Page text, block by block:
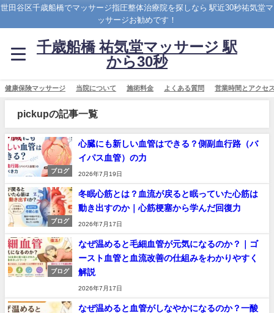
世田谷区千歳船橋でマッサージ指圧整体治療院を探しなら 駅近30秒祐気堂マ
ッサージお勧めです！
千歳船橋 祐気堂マッサージ 駅
から30秒
健康保険マッサージ 当院について 施術料金 よくある質問 営業時間とアクセ
pickupの記事一覧
ブログ
心臓にも新しい血管はできる？側副血行路（バ
イパス血管）の力
2026年7月19日
ブログ
冬眠心筋とは？血流が戻ると眠っていた心筋は
動き出すのか｜心筋梗塞から学んだ回復力
2026年7月17日
ブログ
なぜ温めると毛細血管が元気になるのか？｜ゴ
ースト血管と血流改善の仕組みをわかりやすく
解説
2026年7月17日
なぜ温めると血管がしなやかになるのか？一酸